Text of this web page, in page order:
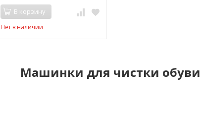
В корзину
Нет в наличии
Машинки для чистки обуви